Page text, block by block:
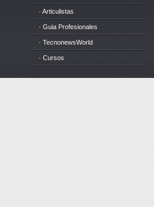
· Articulistas
· Guia Profesionales
· TecnonewsWorld
· Cursos